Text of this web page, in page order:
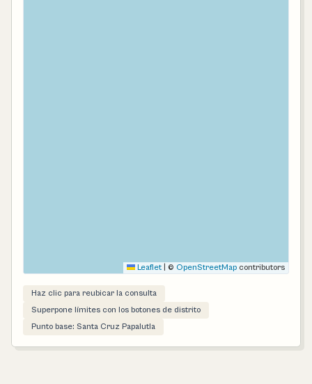
Leaflet © OpenStreetMap contributors
Haz clic para reubicar la consulta
Superpone límites con los botones de distrito
Punto base: Santa Cruz Papalutla